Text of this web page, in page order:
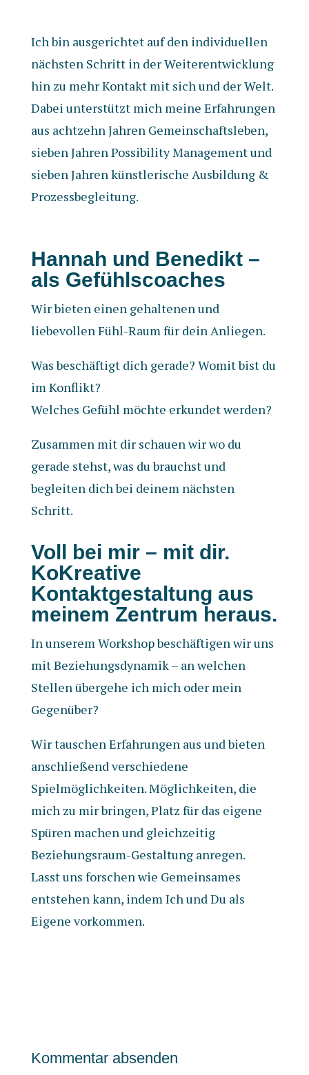
Ich bin ausgerichtet auf den individuellen
nächsten Schritt in der Weiterentwicklung
hin zu mehr Kontakt mit sich und der Welt.
Dabei unterstützt mich meine Erfahrungen
aus achtzehn Jahren Gemeinschaftsleben,
sieben Jahren Possibility Management und
sieben Jahren künstlerische Ausbildung &
Prozessbegleitung.
Hannah und Benedikt –
als Gefühlscoaches
Wir bieten einen gehaltenen und
liebevollen Fühl-Raum für dein Anliegen.
Was beschäftigt dich gerade? Womit bist du
im Konflikt?
Welches Gefühl möchte erkundet werden?
Zusammen mit dir schauen wir wo du
gerade stehst, was du brauchst und
begleiten dich bei deinem nächsten
Schritt.
Voll bei mir – mit dir.
KoKreative
Kontaktgestaltung aus
meinem Zentrum heraus.
In unserem Workshop beschäftigen wir uns
mit Beziehungsdynamik – an welchen
Stellen übergehe ich mich oder mein
Gegenüber?
Wir tauschen Erfahrungen aus und bieten
anschließend verschiedene
Spielmöglichkeiten. Möglichkeiten, die
mich zu mir bringen, Platz für das eigene
Spüren machen und gleichzeitig
Beziehungsraum-Gestaltung anregen.
Lasst uns forschen wie Gemeinsames
entstehen kann, indem Ich und Du als
Eigene vorkommen.
Kommentar absenden